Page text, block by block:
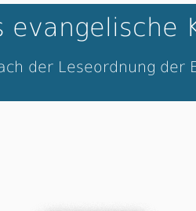
evangelische
der Leseordnung der